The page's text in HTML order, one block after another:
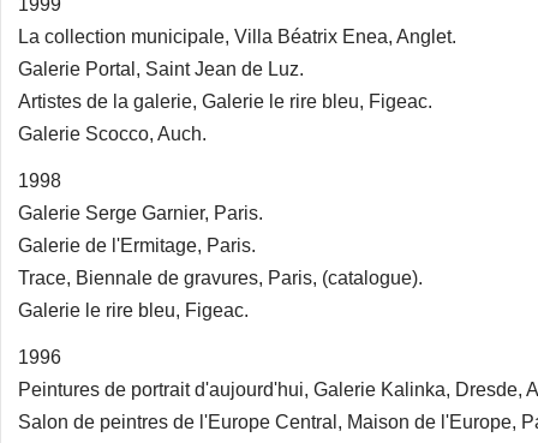
1999
La collection municipale, Villa Béatrix Enea, Anglet.
Galerie Portal, Saint Jean de Luz.
Artistes de la galerie, Galerie le rire bleu, Figeac.
Galerie Scocco, Auch.
1998
Galerie Serge Garnier, Paris.
Galerie de l'Ermitage, Paris.
Trace, Biennale de gravures, Paris, (catalogue).
Galerie le rire bleu, Figeac.
1996
Peintures de portrait d'aujourd'hui, Galerie Kalinka, Dresde,
Salon de peintres de l'Europe Central, Maison de l'Europe,